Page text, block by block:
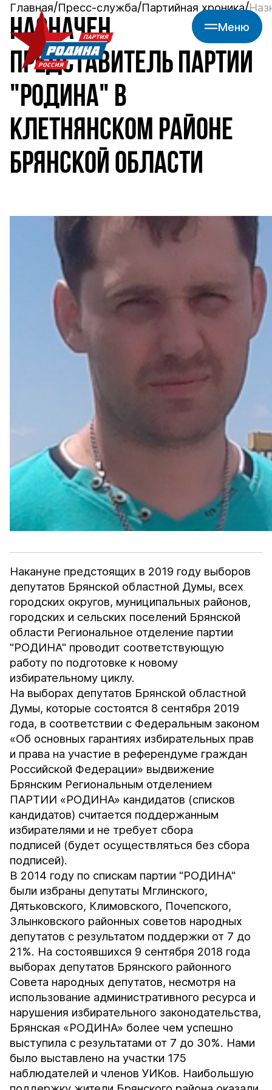
Меню
Главная Пресс-служба Партийная хроника
НАЗНАЧЕН
ПРЕДСТАВИТЕЛЬ ПАРТИИ
"РОДИНА" В
КЛЕТНЯНСКОМ РАЙОНЕ
БРЯНСКОЙ ОБЛАСТИ
Накануне предстоящих в 2019 году выборов
депутатов Брянской областной Думы, всех
городских округов, муниципальных районов,
городских и сельских поселений Брянской
области Региональное отделение партии
"РОДИНА" проводит соответствующую
работу по подготовке к новому
избирательному циклу.
На выборах депутатов Брянской областной
Думы, которые состоятся 8 сентября 2019
года, в соответствии с Федеральным законом
«Об основных гарантиях избирательных прав
и права на участие в референдуме граждан
Российской Федерации» выдвижение
Брянским Региональным отделением
ПАРТИИ «РОДИНА» кандидатов (списков
кандидатов) считается поддержанным
избирателями и не требует сбора
подписей (будет осуществляться без сбора
подписей).
В 2014 году по спискам партии "РОДИНА"
были избраны депутаты Мглинского,
Дятьковского, Климовского, Почепского,
Злынковского районных советов народных
депутатов с результатом поддержки от 7 до
21%. На состоявшихся 9 сентября 2018 года
выборах депутатов Брянского районного
Совета народных депутатов, несмотря на
использование административного ресурса и
нарушения избирательного законодательства,
Брянская «РОДИНА» более чем успешно
выступила с результатами от 7 до 30%. Нами
было выставлено на участки 175
наблюдателей и членов УИКов. Наибольшую